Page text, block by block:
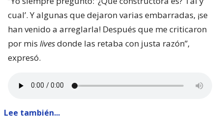
cual’. Y algunas que dejaron varias embarradas, ¡se
han venido a arreglarla! Después que me criticaron
por mis livesdonde las retaba con justa razón”,
expresó.
Lee también...